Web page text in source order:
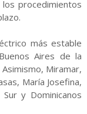
los procedimientos
más estable
Aires de la
Miramar,
María Josefina,
y Dominicanos